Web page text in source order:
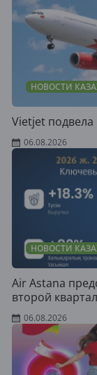
НОВОСТИ
Vietjet подвела
06.08.2026
НОВОСТИ
Air Astana
второй
06.08.2026